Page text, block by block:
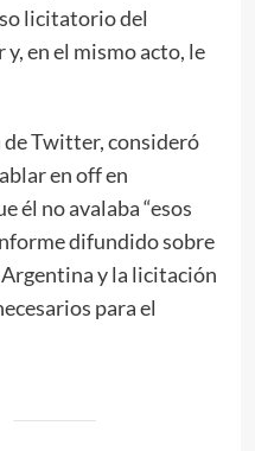
licitatorio del
en el mismo acto, le
de Twitter, consideró
en off en
él no avalaba “esos
difundido sobre
y la licitación
para el